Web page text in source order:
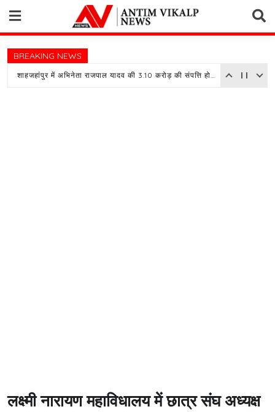
content
BREAKING NEWS
शाहजहांपुर में अभिनेता राजपाल यादव की 3.10 करोड़ की संपत्ति होगी नीलाम, बैंक ने चस्पा किया नोटिस
लक्ष्मी नारायण महाविधालय में छात्र संघ अध्यक्ष